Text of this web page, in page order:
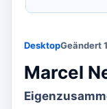
DesktopGeändert
Marcel